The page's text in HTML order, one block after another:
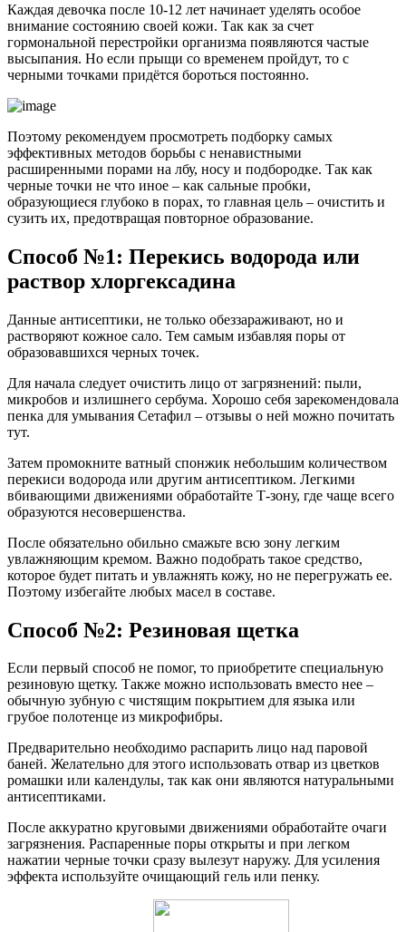
Каждая девочка после 10-12 лет начинает уделять особое
внимание состоянию своей кожи. Так как за счет
гормональной перестройки организма появляются частые
высыпания. Но если прыщи со временем пройдут, то с
черными точками придётся бороться постоянно.
Поэтому рекомендуем просмотреть подборку самых
эффективных методов борьбы с ненавистными
расширенными порами на лбу, носу и подбородке. Так как
черные точки не что иное – как сальные пробки,
образующиеся глубоко в порах, то главная цель – очистить и
сузить их, предотвращая повторное образование.
Способ №1: Перекись водорода или
раствор хлоргексадина
Данные антисептики, не только обеззараживают, но и
растворяют кожное сало. Тем самым избавляя поры от
образовавшихся черных точек.
Для начала следует очистить лицо от загрязнений: пыли,
микробов и излишнего сербума. Хорошо себя зарекомендовала
пенка для умывания Сетафил – отзывы о ней можно почитать
тут.
Затем промокните ватный спонжик небольшим количеством
перекиси водорода или другим антисептиком. Легкими
вбивающими движениями обработайте Т-зону, где чаще всего
образуются несовершенства.
После обязательно обильно смажьте всю зону легким
увлажняющим кремом. Важно подобрать такое средство,
которое будет питать и увлажнять кожу, но не перегружать ее.
Поэтому избегайте любых масел в составе.
Способ №2: Резиновая щетка
Если первый способ не помог, то приобретите специальную
резиновую щетку. Также можно использовать вместо нее –
обычную зубную с чистящим покрытием для языка или
грубое полотенце из микрофибры.
Предварительно необходимо распарить лицо над паровой
баней. Желательно для этого использовать отвар из цветков
ромашки или календулы, так как они являются натуральными
антисептиками.
После аккуратно круговыми движениями обработайте очаги
загрязнения. Распаренные поры открыты и при легком
нажатии черные точки сразу вылезут наружу. Для усиления
эффекта используйте очищающий гель или пенку.